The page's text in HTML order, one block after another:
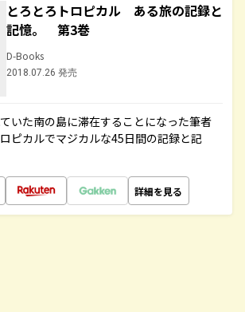
とろとろトロピカル ある旅の記録と
記憶。 第3巻
D-Books
2018.07.26 発売
いた南の島に滞在することになった筆者
ピカルでマジカルな45日間の記録と記
詳細を見る